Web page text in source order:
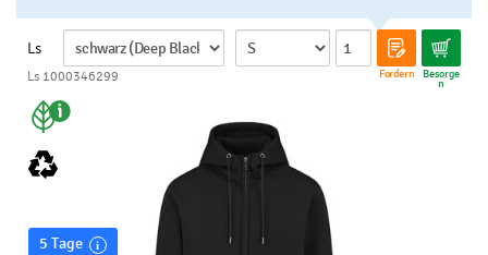
Ls
Fordern Besorge
n
Ls 1000346299
5 Tage